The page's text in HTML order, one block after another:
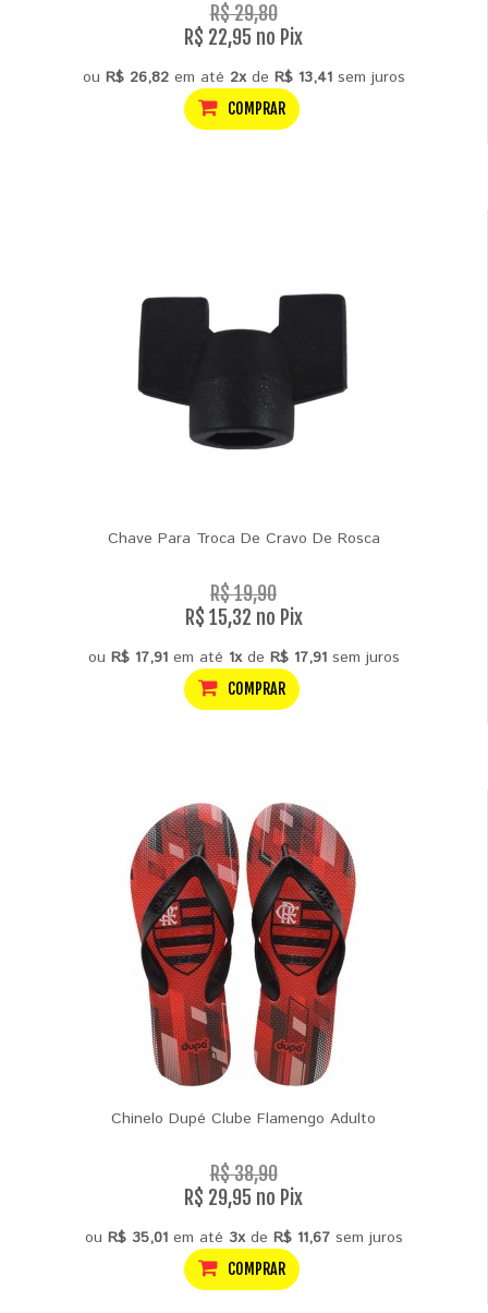
R$ 29,80
R$ 22,95 no Pix
ou R$ 26,82em até 2xde R$ 13,41sem juros
COMPRAR
Chave Para Troca De Cravo De Rosca
R$ 19,90
R$ 15,32 no Pix
ou R$ 17,91em até 1xde R$ 17,91sem juros
COMPRAR
Chinelo Dupé Clube Flamengo Adulto
R$ 38,90
R$ 29,95 no Pix
ou R$ 35,01em até 3xde R$ 11,67sem juros
COMPRAR